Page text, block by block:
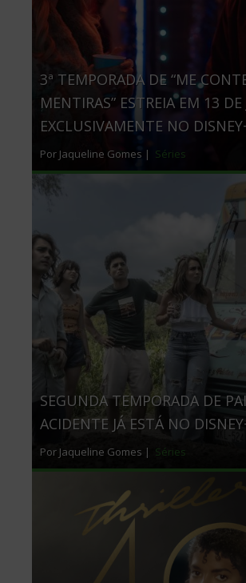
3ª TEMPORADA DE “ME
MENTIRAS” ESTREIA EM 13 DE
EXCLUSIVAMENTE NO
Por Jaqueline Gomes | Séries
SEGUNDA TEMPORADA DE
ACIDENTE JÁ ESTÁ NO
Por Jaqueline Gomes | Séries